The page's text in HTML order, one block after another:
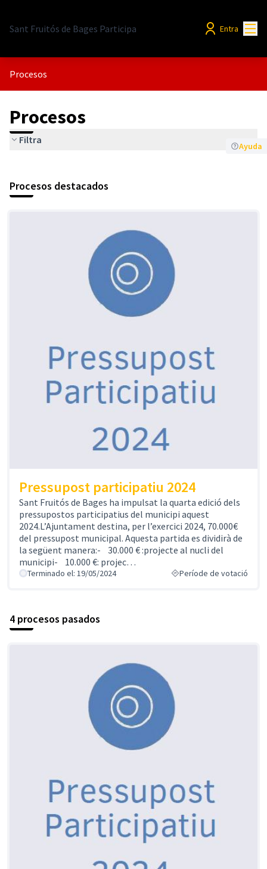
Sant Fruitós de Bages Participa Entra
Procesos
Procesos
Filtra
Ayuda
Procesos destacados
Pressupost participatiu 2024
Sant Fruitós de Bages ha impulsat la quarta edició dels
pressupostos participatius del municipi aquest
2024.L’Ajuntament destina, per l’exercici 2024, 70.000€
del pressupost municipal. Aquesta partida es dividirà de
la següent manera:- 30.000 € :projecte al nucli del
municipi- 10.000 €: projec…
Terminado el: 19/05/2024 Període de votació
4 procesos pasados